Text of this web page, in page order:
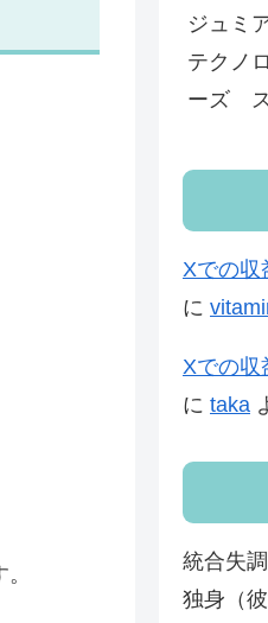
ジュミ
テクノ
ーズ
Xでの
に
Xでの
に taka
統合失
独身（彼